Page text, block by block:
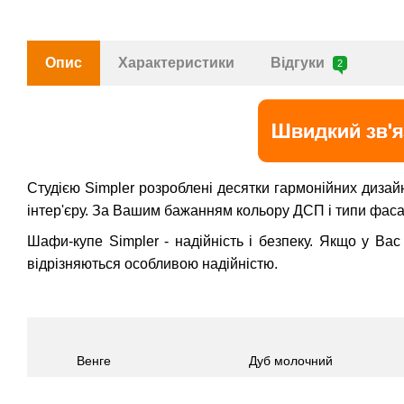
Опис Характеристики Відгуки 2
Студією Simpler розроблені десятки гармонійних
інтер'єру. За Вашим бажанням кольору ДСП і типи
Шафи-купе Simpler - надійність і безпеку. Якщо у
відрізняються особливою надійністю.
Венге Дуб молочний